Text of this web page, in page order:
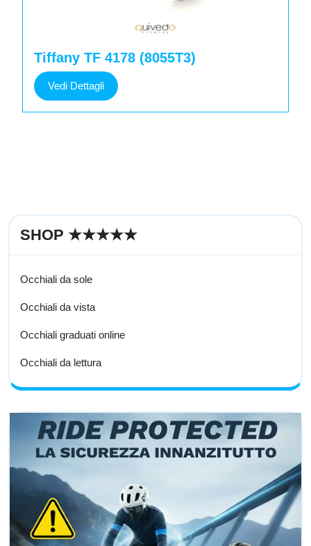
Tiffany TF 4178 (8055T3)
Vedi DettagliVedi
Dettagli
SHOP ★★★★★
Occhiali da sole
Occhiali da vista
Occhiali graduati online
Occhiali da lettura